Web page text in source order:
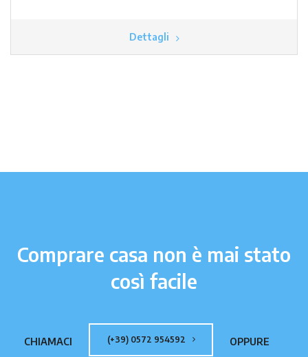
Dettagli
Comprare casa non è mai stato
così facile
CHIAMACI (+39) 0572 954592 OPPURE